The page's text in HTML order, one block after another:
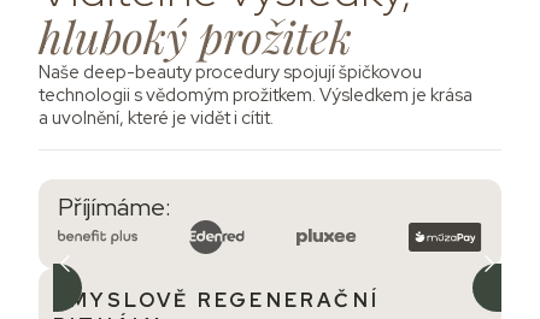
hluboký prožitek
Naše deep-beauty procedury spojují špičkovou
technologii s vědomým prožitkem. Výsledkem je krása
a uvolnění, které je vidět i cítit.
Příjímáme:
SMYSLOVĚ REGENERAČNÍ